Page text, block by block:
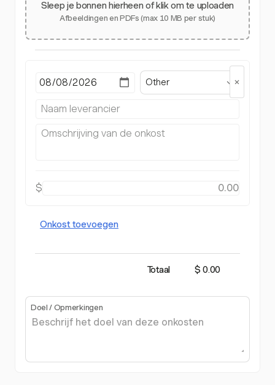
Sleep je bonnen hierheen of klik om te uploaden
Afbeeldingen en PDFs (max 10 MB per stuk)
Other
$
Onkost toevoegen
Totaal $ 0.00
Doel / Opmerkingen